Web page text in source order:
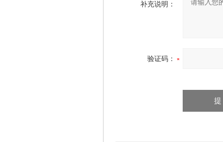
补充说明：
验证码：